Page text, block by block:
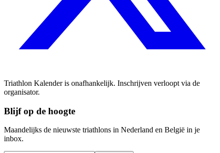
Triathlon Kalender is onafhankelijk. Inschrijven verloopt via de
organisator.
Blijf op de hoogte
Maandelijks de nieuwste triathlons in Nederland en België in je
inbox.